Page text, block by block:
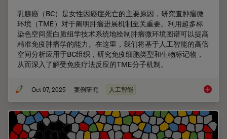
乳腺癌（BC）是女性因癌症死亡的主要原因，研究查肿瘤微
环境（TME）对于阐明肿瘤进展机制至关重要。利用超多标
染色空间蛋白质组学技术系统地绘制肿瘤微环境图谱可以提高
精准免疫肿瘤学的能力。在这里，我们将基于人工智能的高倍
空间分析应用于BC组织，研究免疫细胞类型和生物标记物，
从而深入了解受免疫疗法反应的TME分子机制。
Oct 07, 2025 案例研究 人工智能 人工智